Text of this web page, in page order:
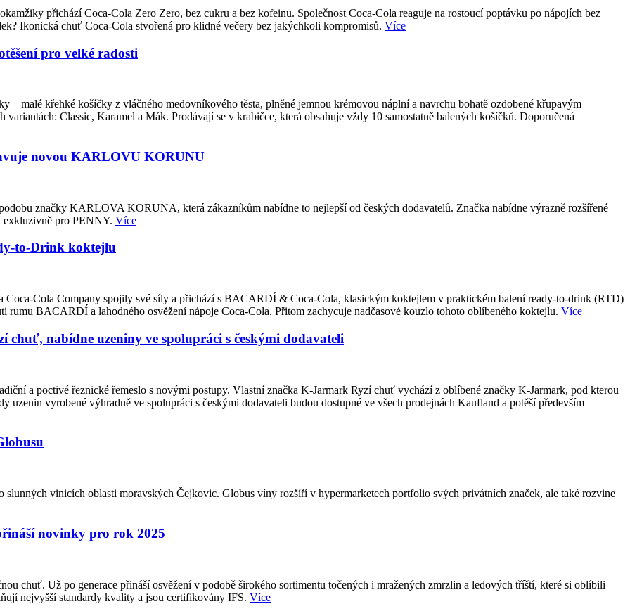
přichází Coca-Cola Zero Zero, bez cukru a bez kofeinu. Společnost Coca-Cola reaguje na rostoucí poptávku po nápojích bez
Ikonická chuť Coca-Cola stvořená pro klidné večery bez jakýchkoli kompromisů. Více
pro velké radosti
– malé křehké košíčky z vláčného medovníkového těsta, plněné jemnou krémovou náplní a navrchu bohatě ozdobené křupavým
Classic, Karamel a Mák. Prodávají se v krabičce, která obsahuje vždy 10 samostatně balených košíčků. Doporučená
novou KARLOVU KORUNU
značky KARLOVA KORUNA, která zákazníkům nabídne to nejlepší od českých dodavatelů. Značka nabídne výrazně rozšířené
exkluzivně pro PENNY. Více
to-Drink koktejlu
Coca-Cola Company spojily své síly a přichází s BACARDÍ & Coca-Cola, klasickým koktejlem v praktickém balení ready-to-drink (RTD)
rumu BACARDÍ a lahodného osvěžení nápoje Coca-Cola. Přitom zachycuje nadčasové kouzlo tohoto oblíbeného koktejlu. Více
nabídne uzeniny ve spolupráci s českými dodavateli
a poctivé řeznické řemeslo s novými postupy. Vlastní značka K-Jarmark Ryzí chuť vychází z oblíbené značky K-Jarmark, pod kterou
vyrobené výhradně ve spolupráci s českými dodavateli budou dostupné ve všech prodejnách Kaufland a potěší především
vinicích oblasti moravských Čejkovic. Globus víny rozšíří v hypermarketech portfolio svých privátních značek, ale také rozvine
novinky pro rok 2025
chuť. Už po generace přináší osvěžení v podobě širokého sortimentu točených i mražených zmrzlin a ledových tříští, které si oblíbili
nejvyšší standardy kvality a jsou certifikovány IFS. Více